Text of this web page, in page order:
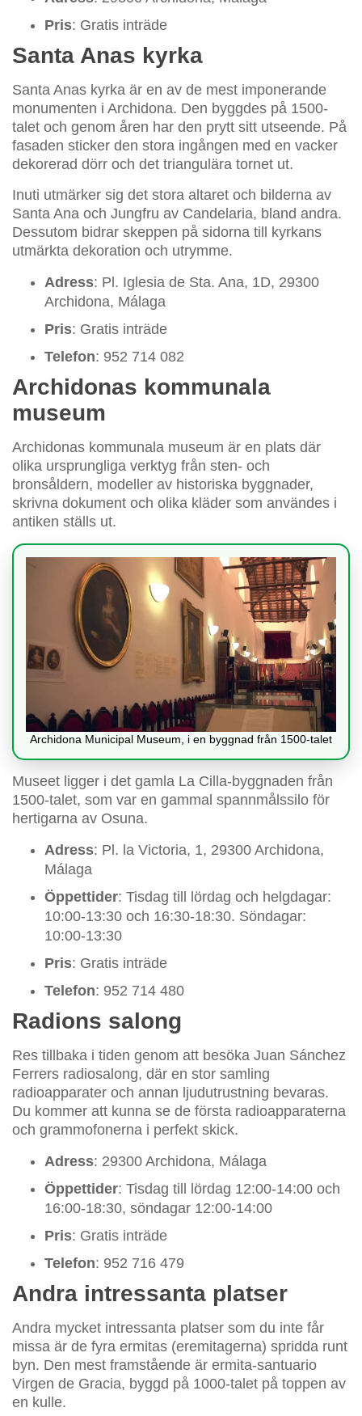
Pris: Gratis inträde
Santa Anas kyrka
Santa Anas kyrka är en av de mest imponerande
monumenten i Archidona. Den byggdes på 1500-
talet och genom åren har den prytt sitt utseende. På
fasaden sticker den stora ingången med en vacker
dekorerad dörr och det triangulära tornet ut.
Inuti utmärker sig det stora altaret och bilderna av
Santa Ana och Jungfru av Candelaria, bland andra.
Dessutom bidrar skeppen på sidorna till kyrkans
utmärkta dekoration och utrymme.
Adress: Pl. Iglesia de Sta. Ana, 1D, 29300
Archidona, Málaga
Pris: Gratis inträde
Telefon: 952 714 082
Archidonas kommunala
museum
Archidonas kommunala museum är en plats där
olika ursprungliga verktyg från sten- och
bronsåldern, modeller av historiska byggnader,
skrivna dokument och olika kläder som användes i
antiken ställs ut.
Archidona Municipal Museum, i en byggnad från 1500-talet
Museet ligger i det gamla La Cilla-byggnaden från
1500-talet, som var en gammal spannmålssilo för
hertigarna av Osuna.
Adress: Pl. la Victoria, 1, 29300 Archidona,
Málaga
Öppettider: Tisdag till lördag och helgdagar:
10:00-13:30 och 16:30-18:30. Söndagar:
10:00-13:30
Pris: Gratis inträde
Telefon: 952 714 480
Radions salong
Res tillbaka i tiden genom att besöka Juan Sánchez
Ferrers radiosalong, där en stor samling
radioapparater och annan ljudutrustning bevaras.
Du kommer att kunna se de första radioapparaterna
och grammofonerna i perfekt skick.
Adress: 29300 Archidona, Málaga
Öppettider: Tisdag till lördag 12:00-14:00 och
16:00-18:30, söndagar 12:00-14:00
Pris: Gratis inträde
Telefon: 952 716 479
Andra intressanta platser
Andra mycket intressanta platser som du inte får
missa är de fyra ermitas (eremitagerna) spridda runt
byn. Den mest framstående är ermita-santuario
Virgen de Gracia, byggd på 1000-talet på toppen av
en kulle.